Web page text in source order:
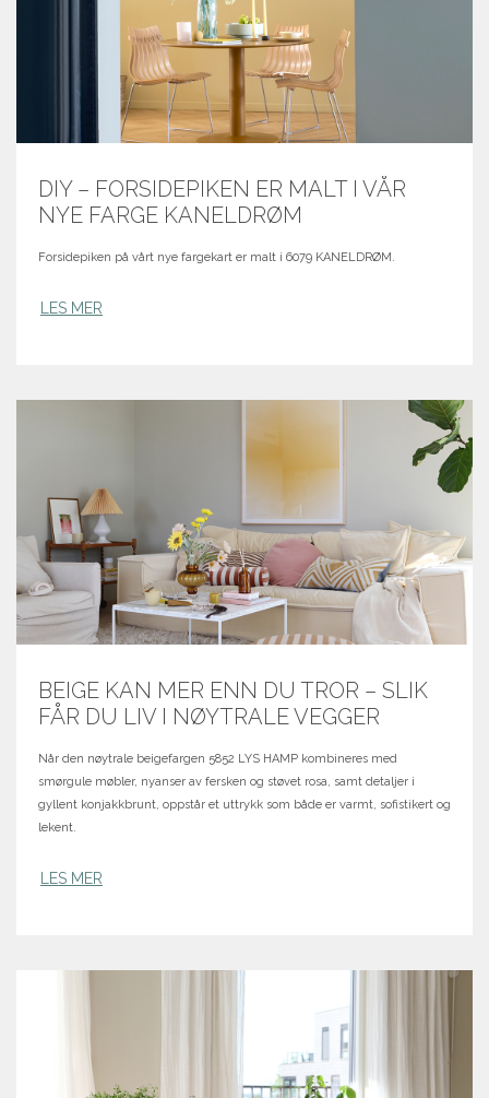
DIY – FORSIDEPIKEN ER MALT I VÅR
NYE FARGE KANELDRØM
Forsidepiken på vårt nye fargekart er malt i 6079 KANELDRØM.
LES MER
BEIGE KAN MER ENN DU TROR – SLIK
FÅR DU LIV I NØYTRALE VEGGER
Når den nøytrale beigefargen 5852 LYS HAMP kombineres med
smørgule møbler, nyanser av fersken og støvet rosa, samt detaljer i
gyllent konjakkbrunt, oppstår et uttrykk som både er varmt, sofistikert og
lekent.
LES MER